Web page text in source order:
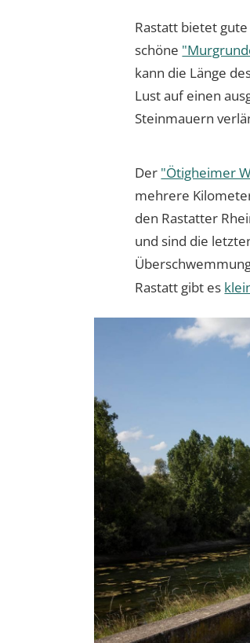
Rastatt bietet
schöne
kann die Länge
Lust auf einen
Steinmauern
Der "Ötigheimer
mehrere
den Rastatter
und sind die
Rastatt gibt es